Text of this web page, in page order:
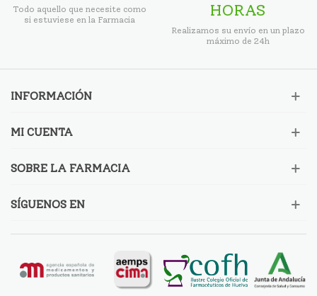
Todo aquello que necesite como
si estuviese en la Farmacia
HORAS
Realizamos su envío en un plazo
máximo de 24h
INFORMACIÓN
MI CUENTA
SOBRE LA FARMACIA
SÍGUENOS EN